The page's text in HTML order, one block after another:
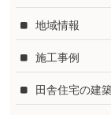
地域情報
施工事例
田舎住宅の建